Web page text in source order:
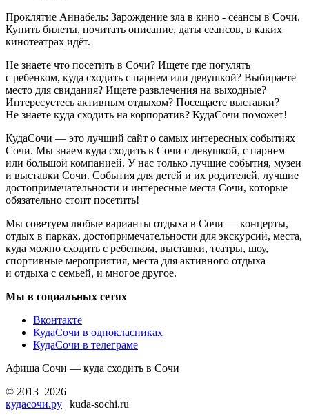
Проклятие Аннабель: Зарождение зла в кино - сеансы в Сочи.
Купить билеты, почитать описание, даты сеансов, в каких
кинотеатрах идёт.
Не знаете что посетить в Сочи? Ищете где погулять
с ребенком, куда сходить с парнем или девушкой? Выбираете
место для свидания? Ищете развлечения на выходные?
Интересуетесь активным отдыхом? Посещаете выставки?
Не знаете куда сходить на корпоратив? КудаСочи поможет!
КудаСочи — это лучший сайт о самых интересных событиях
Сочи. Мы знаем куда сходить в Сочи с девушкой, с парнем
или большой компанией. У нас только лучшие события, музеи
и выставки Сочи. События для детей и их родителей, лучшие
достопримечательности и интересные места Сочи, которые
обязательно стоит посетить!
Мы советуем любые варианты отдыха в Сочи — концерты,
отдых в парках, достопримечательности для экскурсий, места,
куда можно сходить с ребенком, выставки, театры, шоу,
спортивные мероприятия, места для активного отдыха
и отдыха с семьей, и многое другое.
Мы в социальных сетях
Вконтакте
КудаСочи в однокласниках
КудаСочи в телеграме
Афиша Сочи — куда сходить в Сочи
© 2013–2026
кудасочи.ру | kuda-sochi.ru